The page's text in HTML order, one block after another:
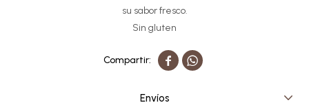
su sabor fresco.
Sin gluten
 
Envíos